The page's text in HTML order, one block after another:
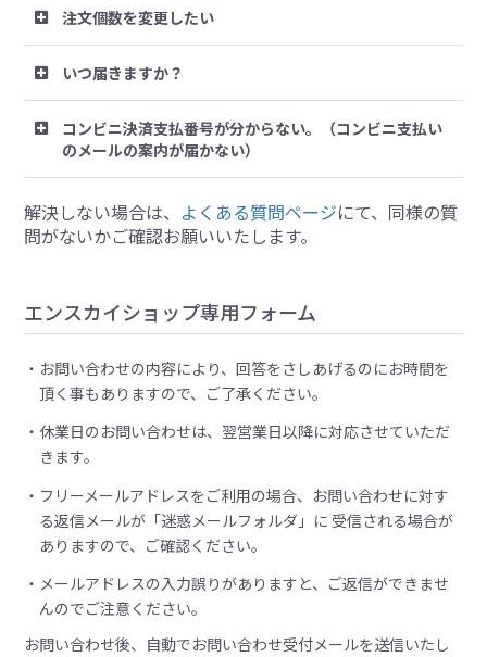
注文個数を変更したい
いつ届きますか？
コンビニ決済支払番号が分からない。（コンビニ支払い
のメールの案内が届かない）
解決しない場合は、 よくある質問ページにて、同様の質
問がないかご確認お願いいたします。
エンスカイショップ専用フォーム
お問い合わせの内容により、回答をさしあげるのにお時間を
頂く事もありますので、ご了承ください。
休業日のお問い合わせは、翌営業日以降に対応させていただ
きます。
フリーメールアドレスをご利用の場合、お問い合わせに対す
る返信メールが「迷惑メールフォルダ」に 受信される場合が
ありますので、ご確認ください。
メールアドレスの入力誤りがありますと、ご返信ができませ
んのでご注意ください。
お問い合わせ後、自動でお問い合わせ受付メールを送信いたし